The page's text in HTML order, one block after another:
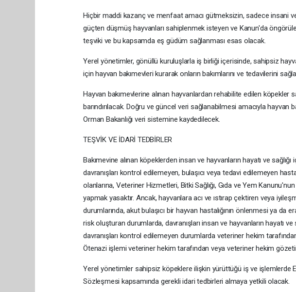
Hiçbir maddi kazanç ve menfaat amacı gütmeksizin, sadece insani
güçten düşmüş hayvanları sahiplenmek isteyen ve Kanun'da
teşviki ve bu kapsamda eş güdüm sağlanması esas olacak.
Yerel yönetimler, gönüllü kuruluşlarla iş birliği içerisinde, sahipsiz
için hayvan bakımevleri kurarak onların bakımlarını ve tedavilerini
Hayvan bakımevlerine alınan hayvanlardan rehabilite edilen köpekler
barındırılacak. Doğru ve güncel veri sağlanabilmesi amacıyla hayvan
Orman Bakanlığı veri sistemine kaydedilecek.
TEŞVİK VE İDARİ TEDBİRLER
Bakımevine alınan köpeklerden insan ve hayvanların hayatı ve
davranışları kontrol edilemeyen, bulaşıcı veya tedavi edilemeyen
olanlarına, Veteriner Hizmetleri, Bitki Sağlığı, Gıda ve Yem
yapmak yasaktır. Ancak, hayvanlara acı ve ıstırap çektiren veya
durumlarında, akut bulaşıcı bir hayvan hastalığının önlenmesi ya da
risk oluşturan durumlarda, davranışları insan ve hayvanların hayatı
davranışları kontrol edilemeyen durumlarda veteriner hekim
Ötenazi işlemi veteriner hekim tarafından veya veteriner hekim
Yerel yönetimler sahipsiz köpeklere ilişkin yürüttüğü iş ve işlemlerde
Sözleşmesi kapsamında gerekli idari tedbirleri almaya yetkili olacak.